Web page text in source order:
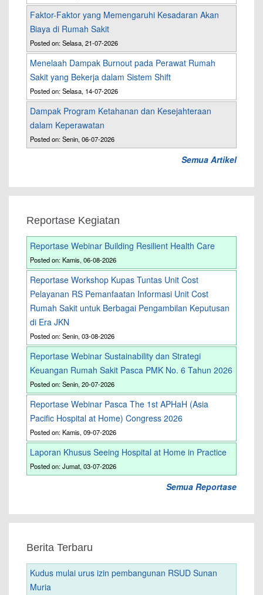
Faktor-Faktor yang Memengaruhi Kesadaran Akan
Biaya di Rumah Sakit
Posted on: Selasa, 21-07-2026
Menelaah Dampak Burnout pada Perawat Rumah
Sakit yang Bekerja dalam Sistem Shift
Posted on: Selasa, 14-07-2026
Dampak Program Ketahanan dan Kesejahteraan
dalam Keperawatan
Posted on: Senin, 06-07-2026
Semua Artikel
Reportase Kegiatan
Reportase Webinar Building Resilient Health Care
Posted on: Kamis, 06-08-2026
Reportase Workshop Kupas Tuntas Unit Cost
Pelayanan RS Pemanfaatan Informasi Unit Cost
Rumah Sakit untuk Berbagai Pengambilan Keputusan
di Era JKN
Posted on: Senin, 03-08-2026
Reportase Webinar Sustainability dan Strategi
Keuangan Rumah Sakit Pasca PMK No. 6 Tahun 2026
Posted on: Senin, 20-07-2026
Reportase Webinar Pasca The 1st APHaH (Asia
Pacific Hospital at Home) Congress 2026
Posted on: Kamis, 09-07-2026
Laporan Khusus Seeing Hospital at Home in Practice
Posted on: Jumat, 03-07-2026
Semua Reportase
Berita Terbaru
Kudus mulai urus izin pembangunan RSUD Sunan
Muria